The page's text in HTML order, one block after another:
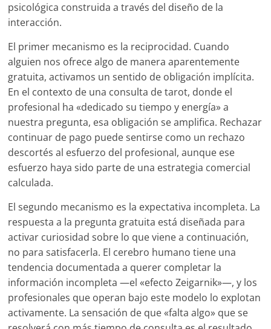
psicológica construida a través del diseño de la
interacción.
El primer mecanismo es la reciprocidad. Cuando
alguien nos ofrece algo de manera aparentemente
gratuita, activamos un sentido de obligación implícita.
En el contexto de una consulta de tarot, donde el
profesional ha «dedicado su tiempo y energía» a
nuestra pregunta, esa obligación se amplifica. Rechazar
continuar de pago puede sentirse como un rechazo
descortés al esfuerzo del profesional, aunque ese
esfuerzo haya sido parte de una estrategia comercial
calculada.
El segundo mecanismo es la expectativa incompleta. La
respuesta a la pregunta gratuita está diseñada para
activar curiosidad sobre lo que viene a continuación,
no para satisfacerla. El cerebro humano tiene una
tendencia documentada a querer completar la
información incompleta —el «efecto Zeigarnik»—, y los
profesionales que operan bajo este modelo lo explotan
activamente. La sensación de que «falta algo» que se